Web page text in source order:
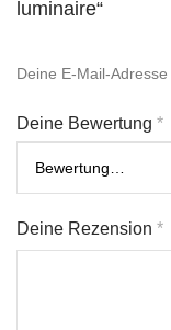
luminaire“
Deine E-Mail-
Deine Bewertung *
Deine Rezension *